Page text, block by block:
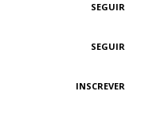
SEGUIR
SEGUIR
INSCREVER